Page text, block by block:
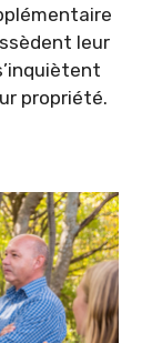
leur
propriété.